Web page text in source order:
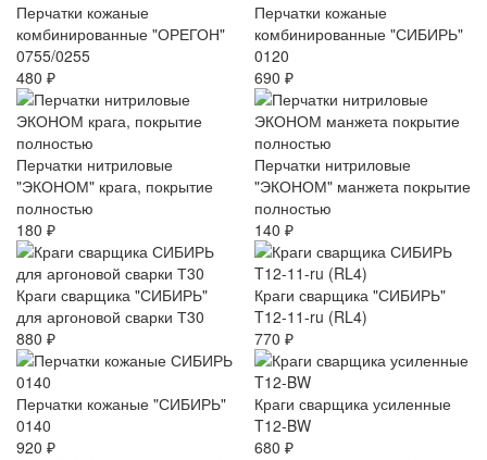
Перчатки кожаные
комбинированные "ОРЕГОН"
0755/0255
480 ₽
Перчатки кожаные
комбинированные "СИБИРЬ"
0120
690 ₽
Перчатки нитриловые
"ЭКОНОМ" крага, покрытие
полностью
180 ₽
Перчатки нитриловые
"ЭКОНОМ" манжета покрытие
полностью
140 ₽
Краги сварщика "СИБИРЬ"
для аргоновой сварки Т30
880 ₽
Краги сварщика "СИБИРЬ"
T12-11-ru (RL4)
770 ₽
Перчатки кожаные "СИБИРЬ"
0140
920 ₽
Краги сварщика усиленные
T12-BW
680 ₽